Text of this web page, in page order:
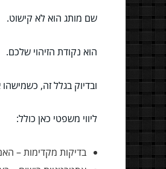
שם מותג הוא לא קישוט.
הוא נקודת הזיהוי שלכם.
ובדיוק בגלל זה,
ליווי משפטי כאן כולל:
בדיקות מקדימות –